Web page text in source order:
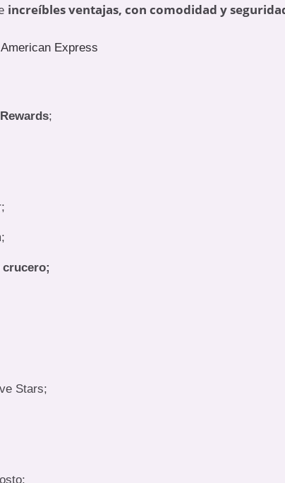
increíbles ventajas, con comodidad y
Express
;
Stars;